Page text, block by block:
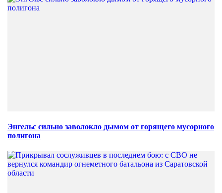
Энгельс сильно заволокло дымом от горящего мусорного
полигона